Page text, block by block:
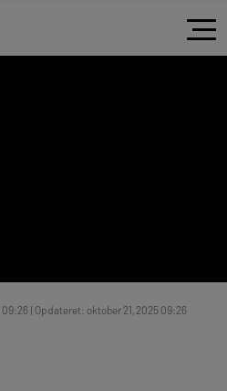
| Opdateret: oktober 21, 2025 09:26